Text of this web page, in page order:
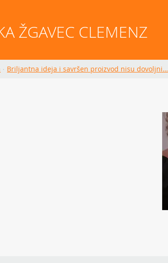
ŽGAVEC CLEMENZ
· Briljantna ideja i savršen proizvod nisu dovoljni…